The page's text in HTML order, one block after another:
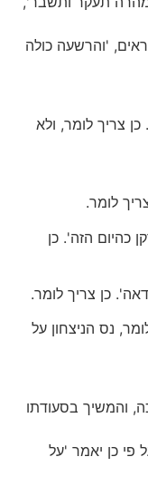
'והרשעה כולה
צריך לומר, ולא
לומר.
כהיום הזה'. כן
כן צריך לומר.
נס הניצחון על
והמשיך בסעודתו
פי כן יאמר 'על